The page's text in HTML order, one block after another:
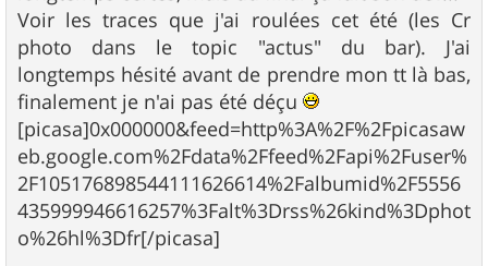
Voir les traces que j'ai roulées cet été (les Cr
photo dans le topic "actus" du bar). J'ai
longtemps hésité avant de prendre mon tt là bas,
finalement je n'ai pas été déçu
[picasa]0x000000&feed=http%3A%2F%2Fpicasaw
eb.google.com%2Fdata%2Ffeed%2Fapi%2Fuser%
2F105176898544111626614%2Falbumid%2F5556
435999946616257%3Falt%3Drss%26kind%3Dphot
o%26hl%3Dfr[/picasa]